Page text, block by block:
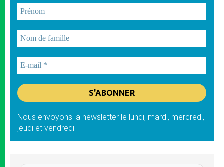
Nous envoyons la newsletter le lundi, mardi, mercredi,
jeudi et vendredi